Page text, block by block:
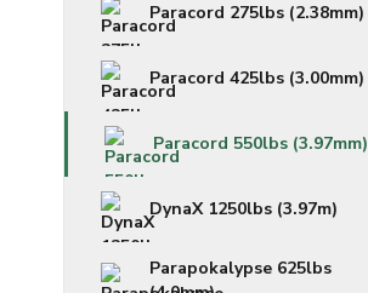
Paracord 275lbs (2.38mm)
Paracord 425lbs (3.00mm)
Paracord 550lbs (3.97mm)
DynaX 1250lbs (3.97m)
Parapokalypse 625lbs